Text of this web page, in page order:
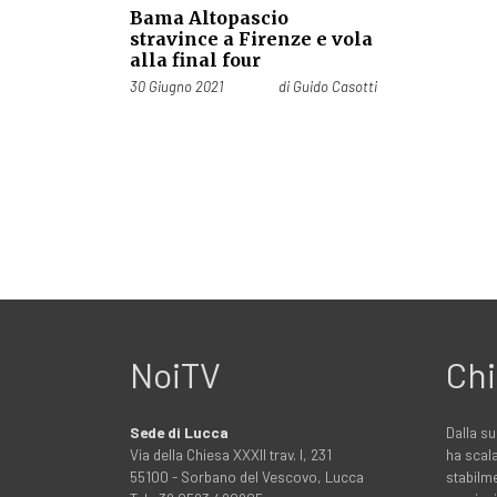
Bama Altopascio
stravince a Firenze e vola
alla final four
Pubblicato il
30 Giugno 2021 di Guido Casotti
NoiTV
Sede di Lucca
Via della Chiesa XXXII trav. I, 231
55100 - Sorbano del Vescovo, Lucca
Dalla
ha